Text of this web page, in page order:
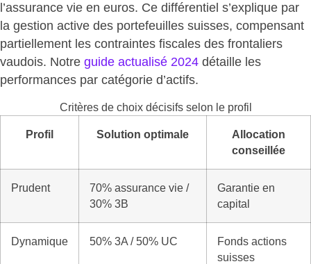
l’assurance vie en euros. Ce différentiel s’explique par
la gestion active des portefeuilles suisses, compensant
partiellement les contraintes fiscales des frontaliers
vaudois. Notre guide actualisé 2024 détaille les
performances par catégorie d’actifs.
Critères de choix décisifs selon le profil
Profil Solution optimale
Allocation
conseillée
Prudent
70% assurance vie /
30% 3B
Garantie en
capital
Dynamique 50% 3A / 50% UC
Fonds actions
suisses